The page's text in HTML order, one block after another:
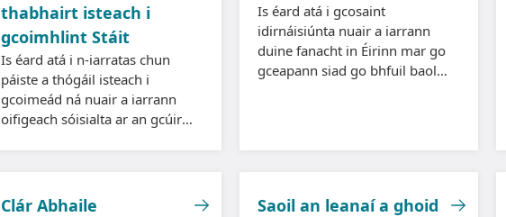
thabhairt isteach i
gcoimhlint Stáit
Is éard atá i n-iarratas chun
páiste a thógáil isteach i
gcoimeád ná nuair a iarrann
oifigeach sóisialta ar an gcúirt
páiste i mbaol.
Is éard atá i gcosaint
idirnáisiúnta nuair a iarrann
duine fanacht in Éirinn mar go
gceapann siad go bhfuil baol
Clár Abhaile Saoil an leanaí a ghoid